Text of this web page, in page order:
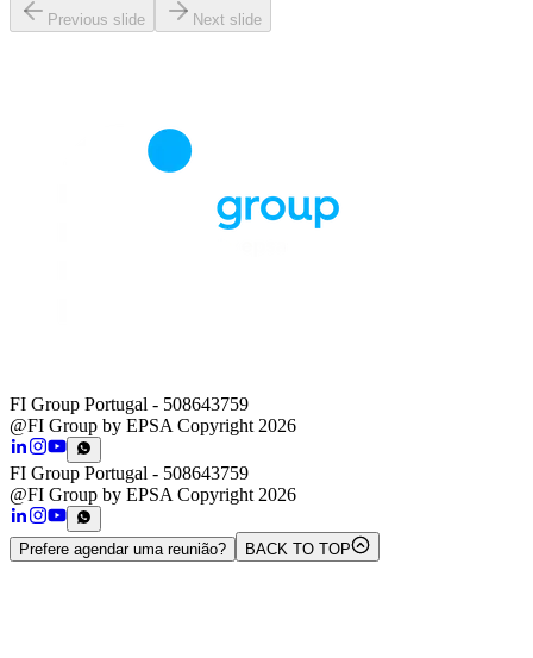
Previous slide Next slide
FI Group Portugal - 508643759
@FI Group by EPSA Copyright 2026
FI Group Portugal - 508643759
@FI Group by EPSA Copyright 2026
Prefere agendar uma reunião? BACK TO TOP